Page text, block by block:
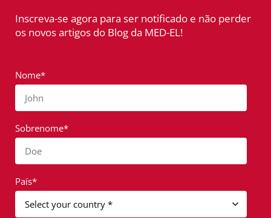
Inscreva-se agora para ser notificado e não perder
os novos artigos do Blog da MED-EL!
Nome*
John
Sobrenome*
Doe
País*